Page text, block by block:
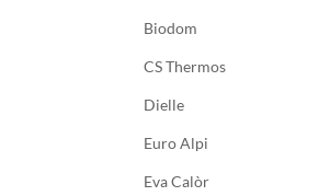
Biodom
CS Thermos
Dielle
Euro Alpi
Eva Calòr